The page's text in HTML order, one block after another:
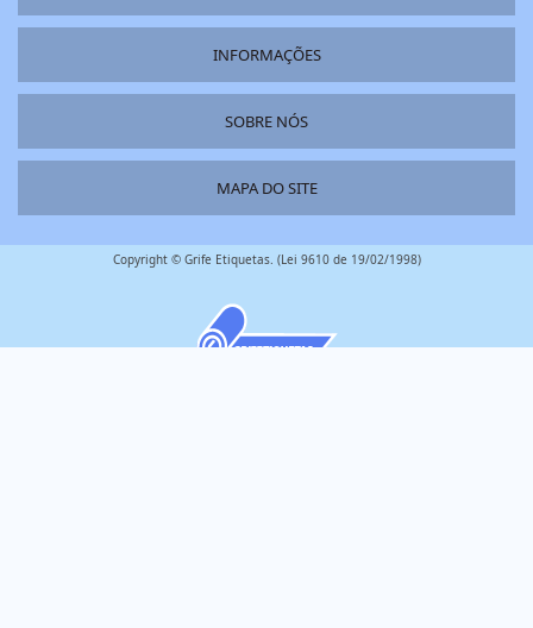
INFORMAÇÕES
SOBRE NÓS
MAPA DO SITE
Copyright © Grife Etiquetas. (Lei 9610 de 19/02/1998)